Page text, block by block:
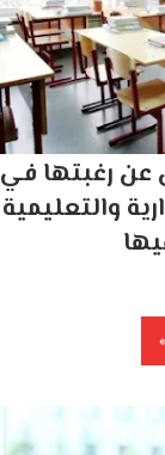
عن رغبتها في
والتعليمية